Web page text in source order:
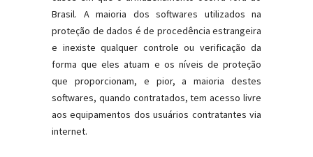
Brasil. A maioria dos softwares utilizados na
proteção de dados é de procedência estrangeira
e inexiste qualquer controle ou verificação da
forma que eles atuam e os níveis de proteção
que proporcionam, e pior, a maioria destes
softwares, quando contratados, tem acesso livre
aos equipamentos dos usuários contratantes via
internet.